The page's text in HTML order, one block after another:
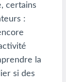
certains
:
la
si des